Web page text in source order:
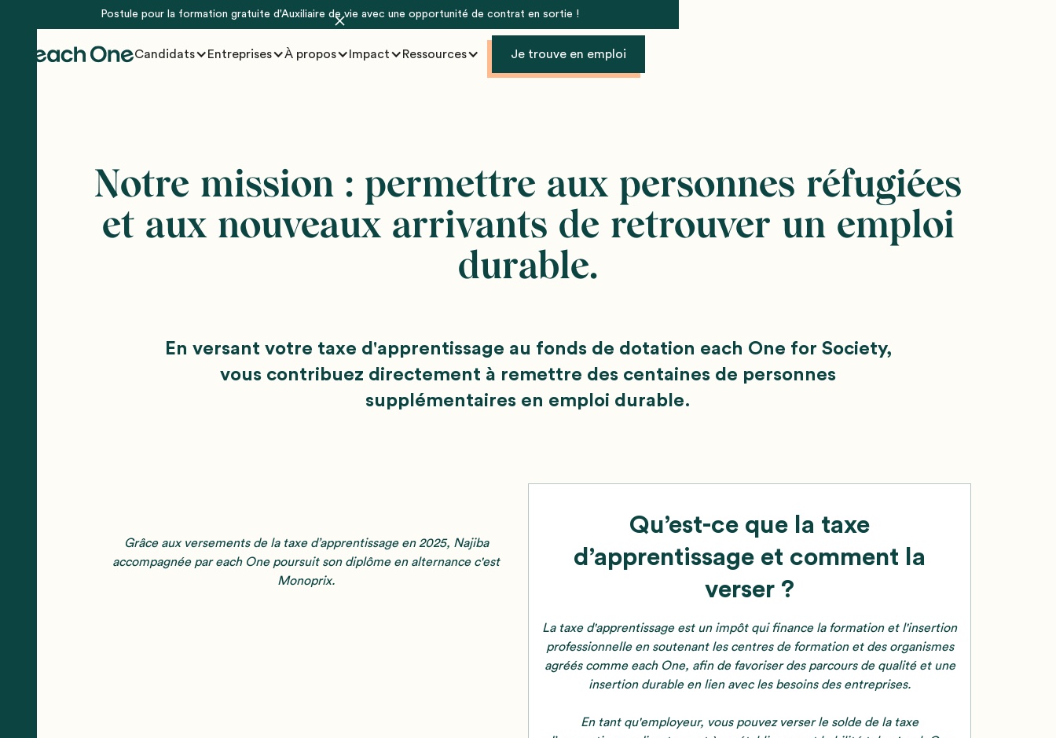
Postule pour la formation gratuite d'Auxiliaire de vie avec une opportunité de contrat en sortie !
Candidats Entreprises À propos Impact Ressources Je trouve en emploi
Notre mission : permettre aux personnes réfugiées
et aux nouveaux arrivants de retrouver un emploi
durable.
En versant votre taxe d'apprentissage au fonds de dotation each One for Society,
vous contribuez directement à remettre des centaines de personnes
supplémentaires en emploi durable.
Grâce aux versements de la taxe d’apprentissage en 2025, Najiba
accompagnée par each One poursuit son diplôme en alternance c'est
Monoprix.
Qu’est-ce que la taxe
d’apprentissage et comment la
verser ?
La taxe d'apprentissage est un impôt qui finance la formation et l'insertion
professionnelle en soutenant les centres de formation et des organismes
agréés comme each One, afin de favoriser des parcours de qualité et une
insertion durable en lien avec les besoins des entreprises.
En tant qu'employeur, vous pouvez verser le solde de la taxe